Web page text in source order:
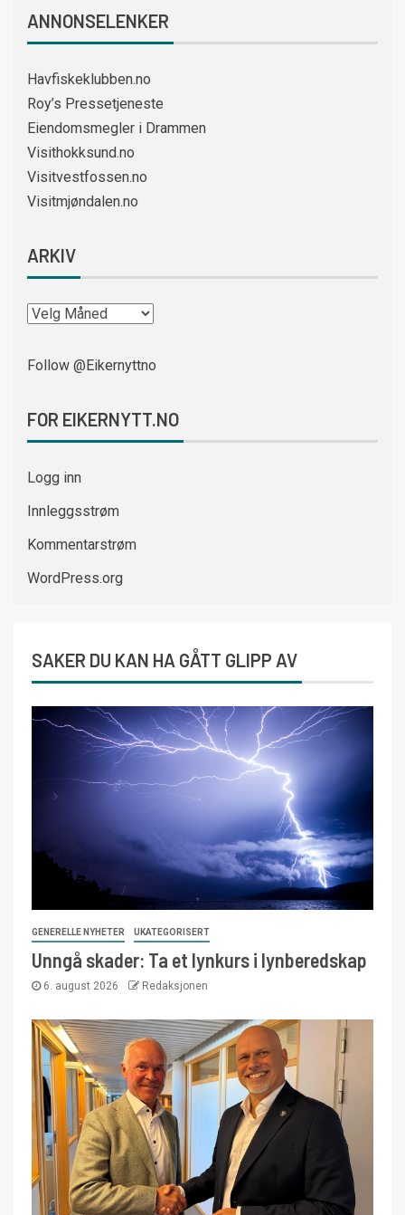
ANNONSELENKER
Havfiskeklubben.no
Roy’s Pressetjeneste
Eiendomsmegler i Drammen
Visithokksund.no
Visitvestfossen.no
Visitmjøndalen.no
ARKIV
Follow @Eikernyttno
FOR EIKERNYTT.NO
Logg inn
Innleggsstrøm
Kommentarstrøm
WordPress.org
SAKER DU KAN HA GÅTT GLIPP AV
GENERELLE NYHETER UKATEGORISERT
Unngå skader: Ta et lynkurs i lynberedskap
6. august 2026 Redaksjonen